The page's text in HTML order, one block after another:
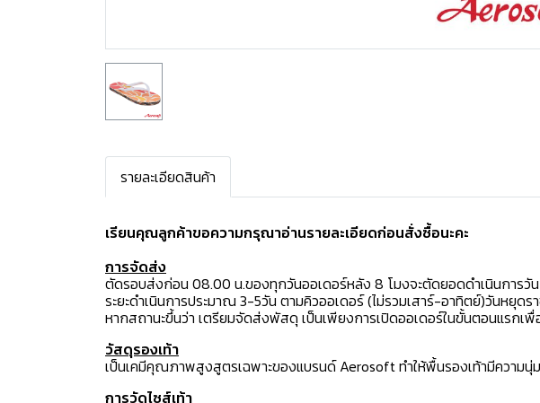
รายละเอียดสินค้า
เรียนคุณลูกค้าขอความกรุณาอ่านรายละเอียดก่อนสั่งซื้อนะคะ️
การจัดส่ง
ตัดรอบส่งก่อน 08.00 น.ของทุกวันออเดอร์หลัง 8 โมงจะตัดยอดดำเนินการวัน
ระยะดำเนินการประมาณ 3-5วัน ตามคิวออเดอร์ (ไม่รวมเสาร์-อาทิตย์)วันหยุดร
หากสถานะขึ้นว่า เตรียมจัดส่งพัสดุ เป็นเพียงการเปิดออเดอร์ในขั้นตอนแรก
วัสดุรองเท้า
เป็นเคมีคุณภาพสูงสูตรเฉพาะของแบรนด์ Aerosoft ทำให้พื้นรองเท้ามีความนุ่
การวัดไซส์เท้า